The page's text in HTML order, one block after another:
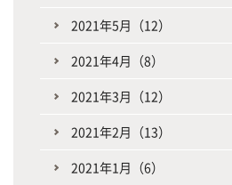
2021年5月（12）
2021年4月（8）
2021年3月（12）
2021年2月（13）
2021年1月（6）